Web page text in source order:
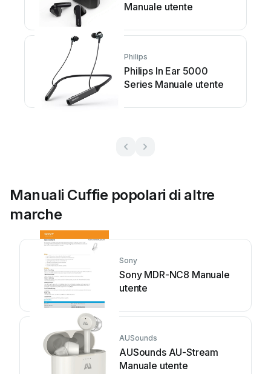
Manuale utente
Philips
Philips In Ear 5000
Series Manuale utente
Manuali Cuffie popolari di altre
marche
Sony
Sony MDR-NC8 Manuale
utente
AUSounds
AUSounds AU-Stream
Manuale utente